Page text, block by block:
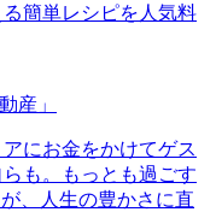
簡単レシピを人気料
産」
にお金をかけてゲス
も。もっとも過ごす
、人生の豊かさに直